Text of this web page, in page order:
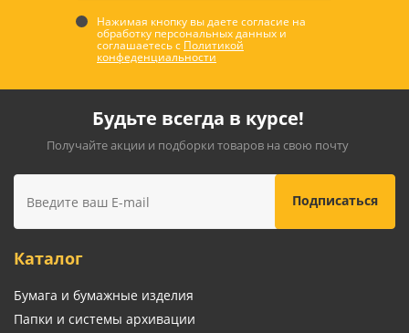
Нажимая кнопку вы даете согласие на
обработку персональных данных и
соглашаетесь с Политикой
конфеденциальности
Будьте всегда в курсе!
Получайте акции и подборки товаров на свою почту
Каталог
Бумага и бумажные изделия
Папки и системы архивации